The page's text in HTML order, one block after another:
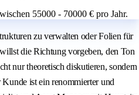
55000 - 70000 € pro Jahr.
zu verwalten oder Folien für
die Richtung vorgeben, den Ton
nur theoretisch diskutieren, sondern
ist ein renommierter und